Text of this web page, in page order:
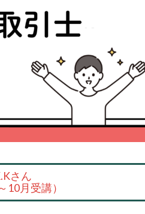
さん
10月受講）